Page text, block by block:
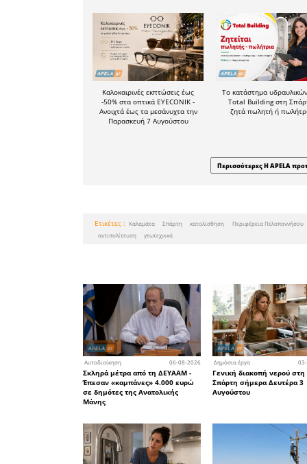
Το
είναι αν
άξονα
Η οδική